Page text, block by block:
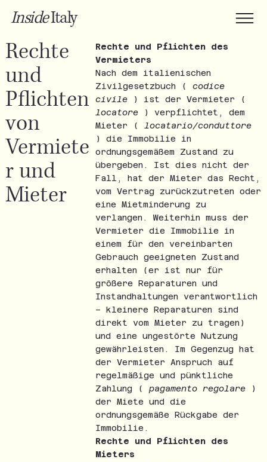
InsideItaly
Rechte
und
Pflichten
von
Vermiete
r und
Mieter
Rechte und Pflichten des
Vermieters
Nach dem italienischen
Zivilgesetzbuch ( codice
civile) ist der Vermieter (
locatore) verpflichtet, dem
Mieter ( locatario/conduttore
) die Immobilie in
ordnungsgemäßem Zustand zu
übergeben. Ist dies nicht der
Fall, hat der Mieter das Recht,
vom Vertrag zurückzutreten oder
eine Mietminderung zu
verlangen. Weiterhin muss der
Vermieter die Immobilie in
einem für den vereinbarten
Gebrauch geeigneten Zustand
erhalten (er ist nur für
größere Reparaturen und
Instandhaltungen verantwortlich
– kleinere Reparaturen sind
direkt vom Mieter zu tragen)
und eine ungestörte Nutzung
gewährleisten. Im Gegenzug hat
der Vermieter Anspruch auf
regelmäßige und pünktliche
Zahlung ( pagamento regolare)
der Miete und die
ordnungsgemäße Rückgabe der
Immobilie.
Rechte und Pflichten des
Mieters